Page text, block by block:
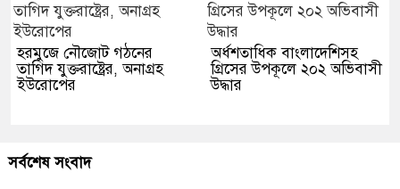
হরমুজে নৌজোট গঠনের
তাগিদ যুক্তরাষ্ট্রের, অনাগ্রহ
ইউরোপের
অর্ধশতাধিক বাংলাদেশিসহ
গ্রিসের উপকূলে ২০২ অভিবাসী
উদ্ধার
সর্বশেষ সংবাদ